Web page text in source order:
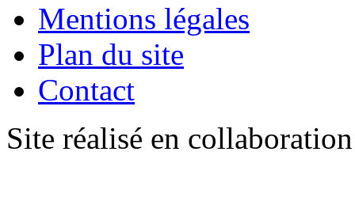
Mentions légales
Plan du site
Contact
Site réalisé en